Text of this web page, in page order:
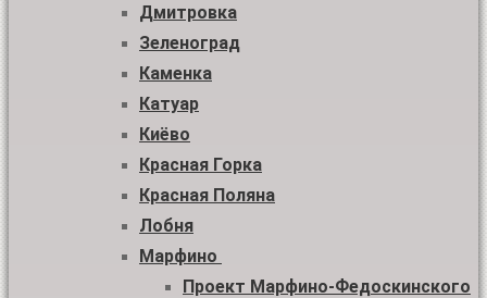
Дмитровка
Зеленоград
Каменка
Катуар
Киёво
Красная Горка
Красная Поляна
Лобня
Марфино
Проект Марфино-Федоскинского